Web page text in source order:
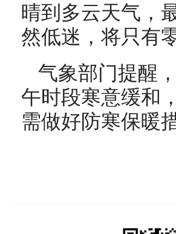
晴到多云天气，
然低迷，将只有
气象部门提醒
午时段寒意缓和
需做好防寒保暖